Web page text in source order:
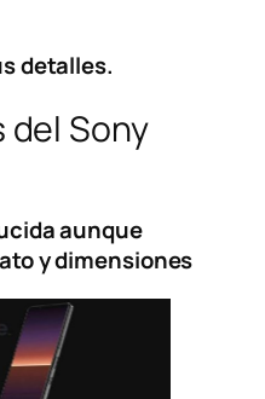
detalles.
del Sony
aunque
y dimensiones